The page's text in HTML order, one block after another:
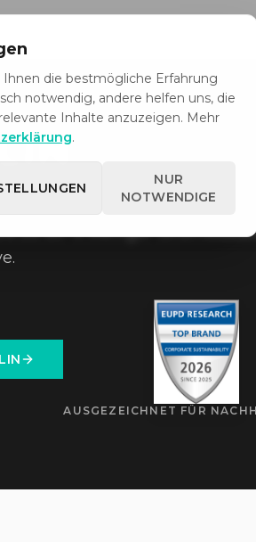
die bestmögliche Erfahrung
notwendig, andere helfen uns, die
Inhalte anzuzeigen. Mehr
.
NUR
NOTWENDIGE
und Produktion. SAFLUX
zu 80 % weniger
AUSGEZEICHNET FÜR